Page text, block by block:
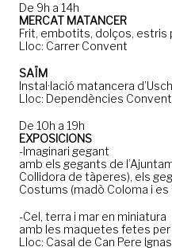
De 9h a 14h
MERCAT MATANCER
Frit, embotits, dolços, estris
Lloc: Carrer Convent
SAÏM
Instal·lació matancera
Lloc: Dependències
De 10h a 19h
EXPOSICIONS
-Imaginari gegant
amb els gegants de
Collidora de tàperes), els
Costums (madò Coloma i
-Cel, terra i mar en miniatura
amb les maquetes fetes per
Lloc: Casal de Can Pere